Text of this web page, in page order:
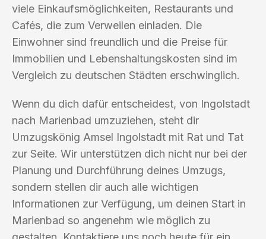
viele Einkaufsmöglichkeiten, Restaurants und
Cafés, die zum Verweilen einladen. Die
Einwohner sind freundlich und die Preise für
Immobilien und Lebenshaltungskosten sind im
Vergleich zu deutschen Städten erschwinglich.
Wenn du dich dafür entscheidest, von Ingolstadt
nach Marienbad umzuziehen, steht dir
Umzugskönig Amsel Ingolstadt mit Rat und Tat
zur Seite. Wir unterstützen dich nicht nur bei der
Planung und Durchführung deines Umzugs,
sondern stellen dir auch alle wichtigen
Informationen zur Verfügung, um deinen Start in
Marienbad so angenehm wie möglich zu